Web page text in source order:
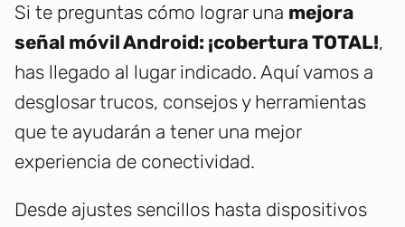
Si te preguntas cómo lograr una mejora
señal móvil Android: ¡cobertura TOTAL!,
has llegado al lugar indicado. Aquí vamos a
desglosar trucos, consejos y herramientas
que te ayudarán a tener una mejor
experiencia de conectividad.
Desde ajustes sencillos hasta dispositivos